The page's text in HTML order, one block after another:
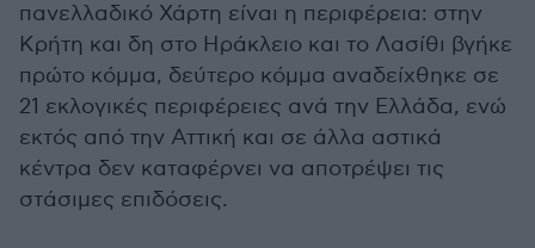
πανελλαδικό Χάρτη είναι η περιφέρεια: στην
Κρήτη και δη στο Ηράκλειο και το Λασίθι βγήκε
πρώτο κόμμα, δεύτερο κόμμα αναδείχθηκε σε
21 εκλογικές περιφέρειες ανά την Ελλάδα, ενώ
εκτός από την Αττική και σε άλλα αστικά
κέντρα δεν καταφέρνει να αποτρέψει τις
στάσιμες επιδόσεις.